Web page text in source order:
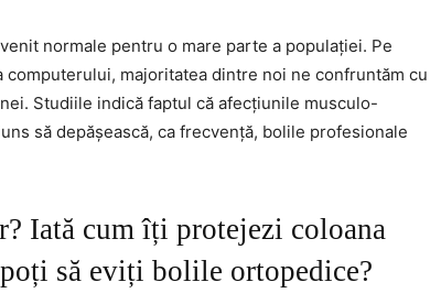
normale pentru o mare parte a populației. Pe
majoritatea dintre noi ne confruntăm cu
Studiile indică faptul că afecțiunile musculo-
să depășească, ca frecvență, bolile profesionale
Iată cum îți protejezi coloana
să eviți bolile ortopedice?